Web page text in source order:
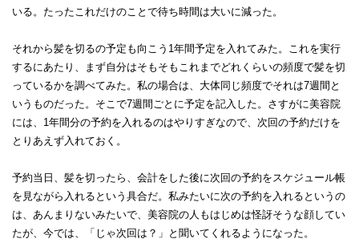
いる。たったこれだけのことで待ち時間は大いに減った。
それから髪を切るの予定も向こう1年間予定を入れてみた。これを実行
するにあたり、まず自分はそもそもこれまでどれくらいの頻度で髪を切
っているかを調べてみた。私の場合は、大体同じ頻度でそれは7週間と
いうものだった。そこで7週間ごとに予定を記入した。さすがに美容院
には、1年間分の予約を入れるのはやりすぎなので、次回の予約だけを
とりあえず入れておく。
予約当日、髪を切ったら、会計をした後に次回の予約をスケジュール帳
を見ながら入れるという具合だ。私みたいに次の予約を入れるというの
は、あんまりないみたいで、美容院の人もはじめは怪訝そうな顔してい
たが、今では、「じゃ次回は？」と聞いてくれるようになった。